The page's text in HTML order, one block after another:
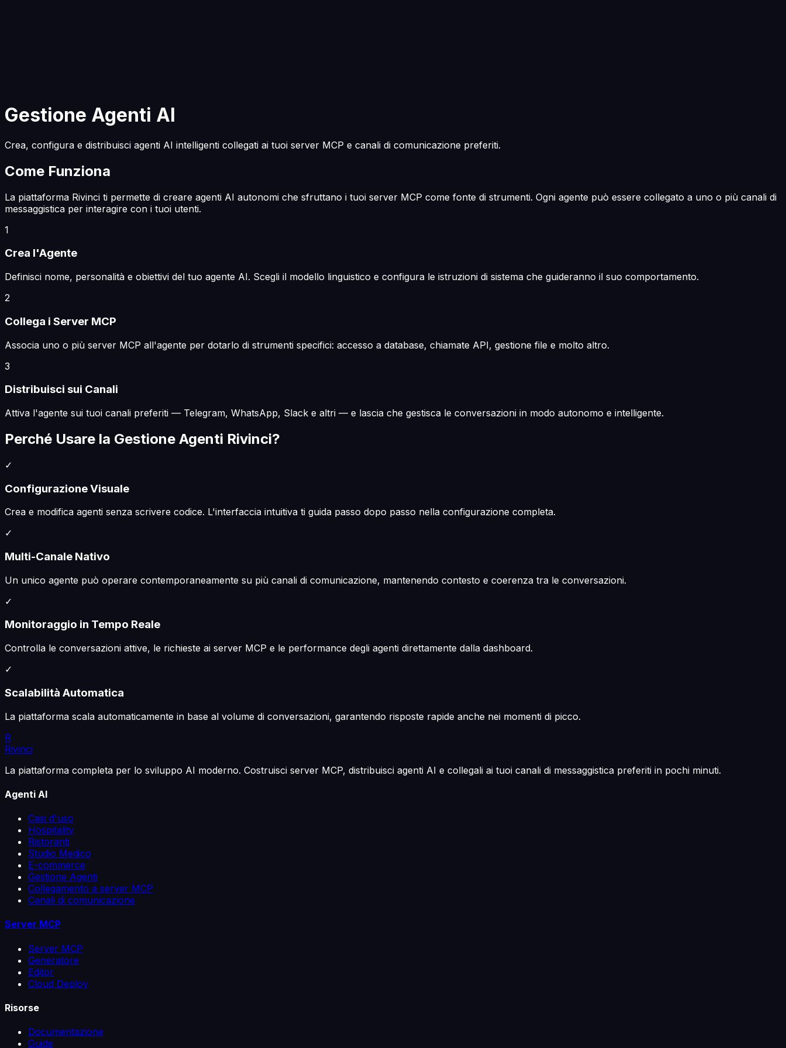
Gestione Agenti AI
Crea, configura e distribuisci agenti AI intelligenti collegati ai tuoi server MCP e canali di comunicazione preferiti.
Come Funziona
La piattaforma Rivinci ti permette di creare agenti AI autonomi che sfruttano i tuoi server MCP come fonte di strumenti. Ogni agente può essere collegato a uno o più canali di
messaggistica per interagire con i tuoi utenti.
1
Crea l'Agente
Definisci nome, personalità e obiettivi del tuo agente AI. Scegli il modello linguistico e configura le istruzioni di sistema che guideranno il suo comportamento.
2
Collega i Server MCP
Associa uno o più server MCP all'agente per dotarlo di strumenti specifici: accesso a database, chiamate API, gestione file e molto altro.
3
Distribuisci sui Canali
Attiva l'agente sui tuoi canali preferiti — Telegram, WhatsApp, Slack e altri — e lascia che gestisca le conversazioni in modo autonomo e intelligente.
Perché Usare la Gestione Agenti Rivinci?
✓
Configurazione Visuale
Crea e modifica agenti senza scrivere codice. L'interfaccia intuitiva ti guida passo dopo passo nella configurazione completa.
✓
Multi-Canale Nativo
Un unico agente può operare contemporaneamente su più canali di comunicazione, mantenendo contesto e coerenza tra le conversazioni.
✓
Monitoraggio in Tempo Reale
Controlla le conversazioni attive, le richieste ai server MCP e le performance degli agenti direttamente dalla dashboard.
✓
Scalabilità Automatica
La piattaforma scala automaticamente in base al volume di conversazioni, garantendo risposte rapide anche nei momenti di picco.
R
Rivinci
La piattaforma completa per lo sviluppo AI moderno. Costruisci server MCP, distribuisci agenti AI e collegali ai tuoi canali di messaggistica preferiti in pochi minuti.
Agenti AI
Casi d'uso
Hospitality
Ristoranti
Studio Medico
E-commerce
Gestione Agenti
Collegamento a server MCP
Canali di comunicazione
Server MCP
Server MCP
Generatore
Editor
Cloud Deploy
Risorse
Documentazione
Guide